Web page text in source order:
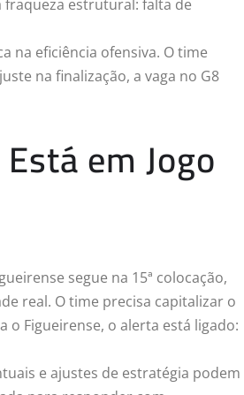
fraqueza estrutural: falta de
na eficiência ofensiva. O time
na finalização, a vaga no G8
em Jogo
segue na 15ª colocação,
real. O time precisa capitalizar o
Figueirense, o alerta está ligado:
e ajustes de estratégia podem